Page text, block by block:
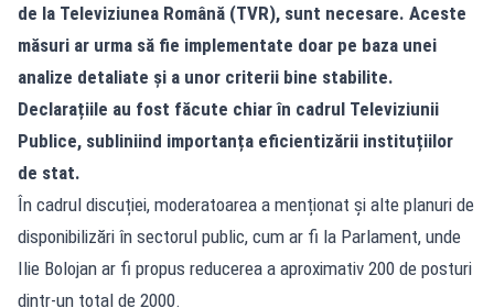
de la Televiziunea Română (TVR), sunt necesare. Aceste
măsuri ar urma să fie implementate doar pe baza unei
analize detaliate și a unor criterii bine stabilite.
Declarațiile au fost făcute chiar în cadrul Televiziunii
Publice, subliniind importanța eficientizării instituțiilor
de stat.
În cadrul discuției, moderatoarea a menționat și alte planuri de
disponibilizări în sectorul public, cum ar fi la Parlament, unde
Ilie Bolojan ar fi propus reducerea a aproximativ 200 de posturi
dintr-un total de 2000.